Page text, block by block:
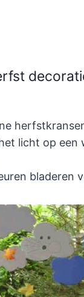
licht op een
bladeren